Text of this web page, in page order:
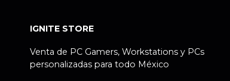
IGNITE STORE
Venta de PC Gamers, Workstations y PCs
personalizadas para todo México